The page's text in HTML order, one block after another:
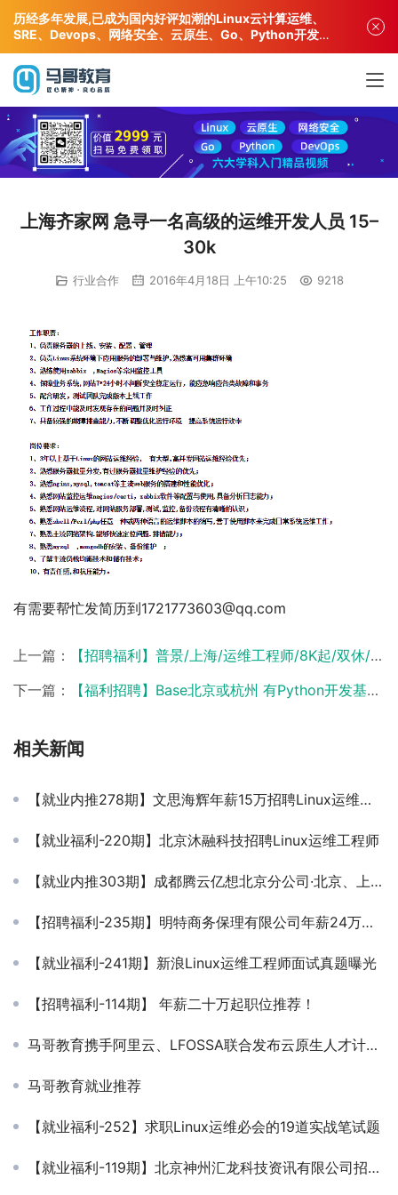
上海齐家网 急寻一名高级的运维开发人员 15–
30k
行业合作 2016年4月18日 上午10:25 9218
有需要帮忙发简历到1721773603@qq.com
上一篇：
【招聘福利】普景/上海/运维工程师/8K起/双休/五险一金
下一篇：
【福利招聘】Base北京或杭州 有Python开发基础最好，级别不限，初级需能接受出差
相关新闻
【就业内推278期】文思海辉年薪15万招聘Linux运维工程师
【就业福利-220期】北京沐融科技招聘Linux运维工程师
【就业内推303期】成都腾云亿想北京分公司·北京、上海、青岛、成都·多岗位
【招聘福利-235期】明特商务保理有限公司年薪24万招聘Linux高级运维工程师
【就业福利-241期】新浪Linux运维工程师面试真题曝光
【招聘福利-114期】 年薪二十万起职位推荐！
马哥教育携手阿里云、LFOSSA联合发布云原生人才计划 2.0，基于开源与云打造培养认证体系！
马哥教育就业推荐
【就业福利-252】求职Linux运维必会的19道实战笔试题
【就业福利-119期】北京神州汇龙科技资讯有限公司招聘Linux运维工程师
历经多年发展,已成为国内好评如潮的Linux云计算运维、
SRE、Devops、网络安全、云原生、Go、Python开发专
业人才培训机构!